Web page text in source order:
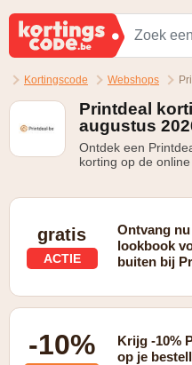
Kortingscode Webshops
Printdeal
augustus
Ontdek een
korting op de
gratis
ACTIE
Ontvang
lookbook
buiten bij
ontvangt.
-10%
Krijg -10%
op je